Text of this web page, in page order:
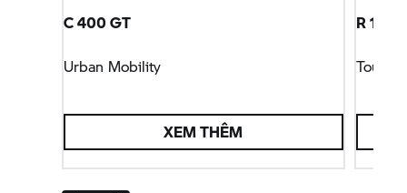
C 400 GT
Urban Mobility
XEM THÊM
R 1250
Tour